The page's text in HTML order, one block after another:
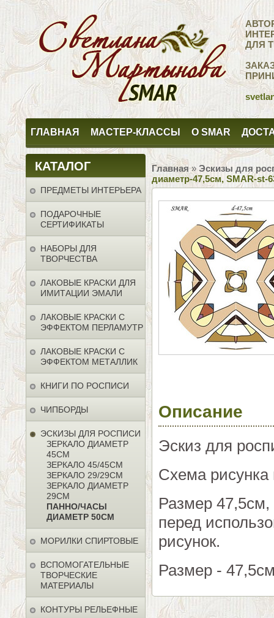
ДЛЯ
ГЛАВНАЯ МАСТЕР-КЛАССЫ О SMAR
КАТАЛОГ
ПРЕДМЕТЫ ИНТЕРЬЕРА
ПОДАРОЧНЫЕ
СЕРТИФИКАТЫ
НАБОРЫ ДЛЯ
ТВОРЧЕСТВА
ЛАКОВЫЕ КРАСКИ ДЛЯ
ИМИТАЦИИ ЭМАЛИ
ЛАКОВЫЕ КРАСКИ С
ЭФФЕКТОМ ПЕРЛАМУТР
ЛАКОВЫЕ КРАСКИ С
ЭФФЕКТОМ МЕТАЛЛИК
КНИГИ ПО РОСПИСИ
ЧИПБОРДЫ
ЭСКИЗЫ ДЛЯ РОСПИСИ
ЗЕРКАЛО ДИАМЕТР
45СМ
ЗЕРКАЛО 45/45СМ
ЗЕРКАЛО 29/29СМ
ЗЕРКАЛО ДИАМЕТР
29СМ
ПАННО/ЧАСЫ
ДИАМЕТР 50СМ
МОРИЛКИ СПИРТОВЫЕ
ВСПОМОГАТЕЛЬНЫЕ
ТВОРЧЕСКИЕ
МАТЕРИАЛЫ
КОНТУРЫ РЕЛЬЕФНЫЕ
Главная» Эскизы для
диаметр-47,5см, SMAR-st-
Описание
Эскиз для
Схема рисунка
Размер 47,5см,
перед
рисунок.
Размер -